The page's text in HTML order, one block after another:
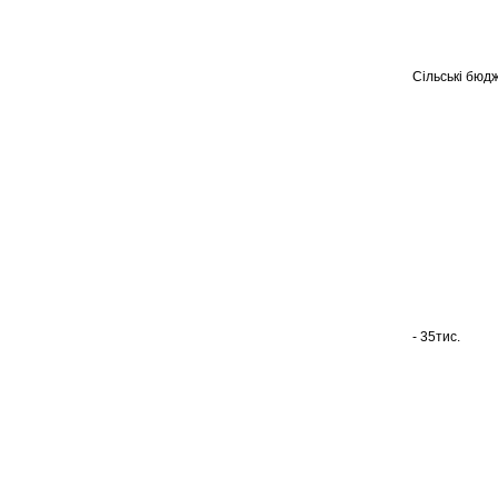
Сільські
- 35тис.